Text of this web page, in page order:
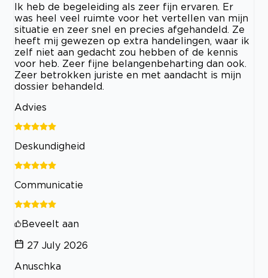
Ik heb de begeleiding als zeer fijn ervaren. Er
was heel veel ruimte voor het vertellen van mijn
situatie en zeer snel en precies afgehandeld. Ze
heeft mij gewezen op extra handelingen, waar ik
zelf niet aan gedacht zou hebben of de kennis
voor heb. Zeer fijne belangenbeharting dan ook.
Zeer betrokken juriste en met aandacht is mijn
dossier behandeld.
Advies
Deskundigheid
Communicatie
Beveelt aan
27 July 2026
Anuschka